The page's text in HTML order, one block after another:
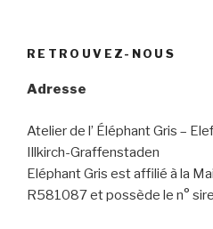
RETROUVEZ-NOUS
Adresse
Atelier de l’ Éléphant Gris –
Illkirch-Graffenstaden
Eléphant Gris est affilié à la
R581087 et possède le n°